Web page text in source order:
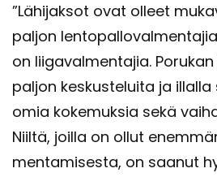
”Lä­hi­jak­sot ovat ol­leet
pal­jon
on lii­ga­val­men­ta­jia.
pal­jon kes­kus­te­lui­ta ja
omia ko­ke­muk­sia sekä
Niil­tä, joil­la on ollut
men­ta­mi­ses­ta, on saa­nut